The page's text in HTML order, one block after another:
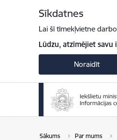
Sīkdatnes
Lai šī tīmekļvietne
Lūdzu, atzīmējiet savu
Noraidīt
Sākums Par mums